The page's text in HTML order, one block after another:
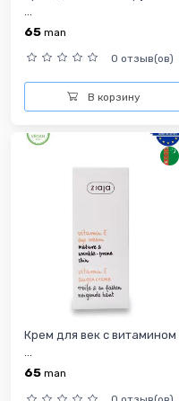
65 man
0 отзыв(ов)
В корзину
Крем для век с витамином
...
65 man